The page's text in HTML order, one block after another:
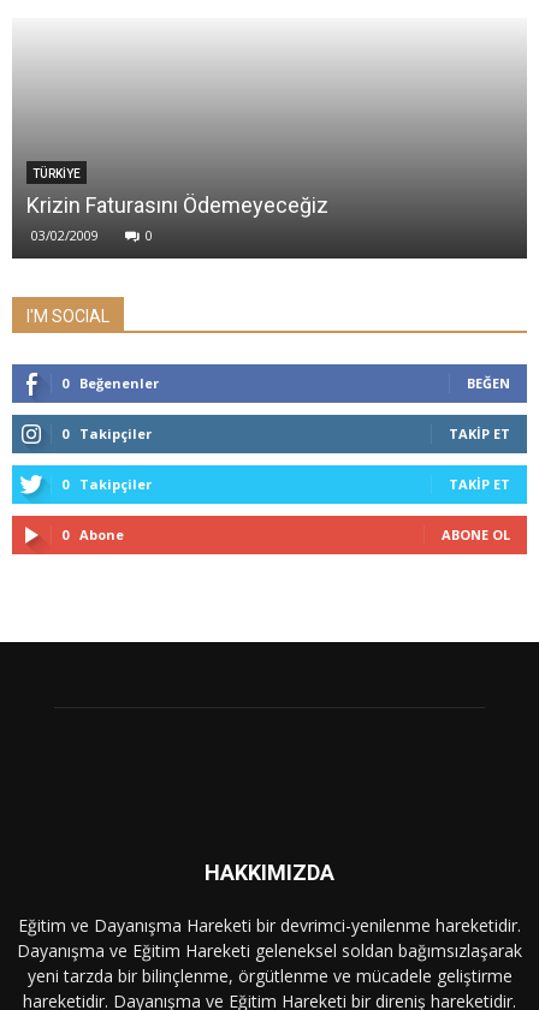
TÜRKİYE
Krizin Faturasını Ödemeyeceğiz
03/02/2009 0
I'M SOCIAL
0 Beğenenler BEĞEN
0 Takipçiler TAKIP ET
0 Takipçiler TAKIP ET
0 Abone ABONE OL
HAKKIMIZDA
Eğitim ve Dayanışma Hareketi bir devrimci-yenilenme hareketidir.
Dayanışma ve Eğitim Hareketi geleneksel soldan bağımsızlaşarak
yeni tarzda bir bilinçlenme, örgütlenme ve mücadele geliştirme
hareketidir. Dayanışma ve Eğitim Hareketi bir direniş hareketidir.